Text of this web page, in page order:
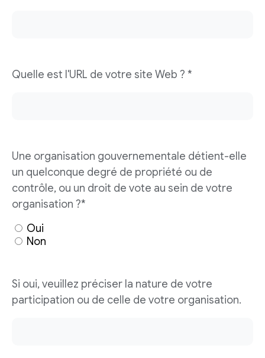
Quelle est l'URL de votre site Web ? *
Une organisation gouvernementale détient-elle
un quelconque degré de propriété ou de
contrôle, ou un droit de vote au sein de votre
organisation ?*
Oui
Non
Si oui, veuillez préciser la nature de votre
participation ou de celle de votre organisation.